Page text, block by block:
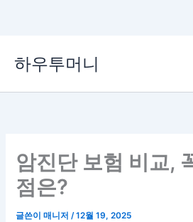
로
하우투머니
암진단 보험 비교,
점은?
글쓴이매니저/12월 19, 2025